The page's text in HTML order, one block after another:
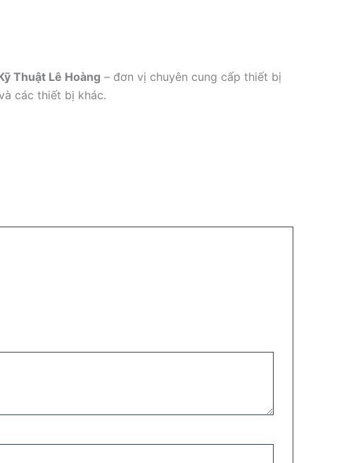
Thuật Lê Hoàng – đơn vị chuyên cung cấp thiết bị
các thiết bị khác.